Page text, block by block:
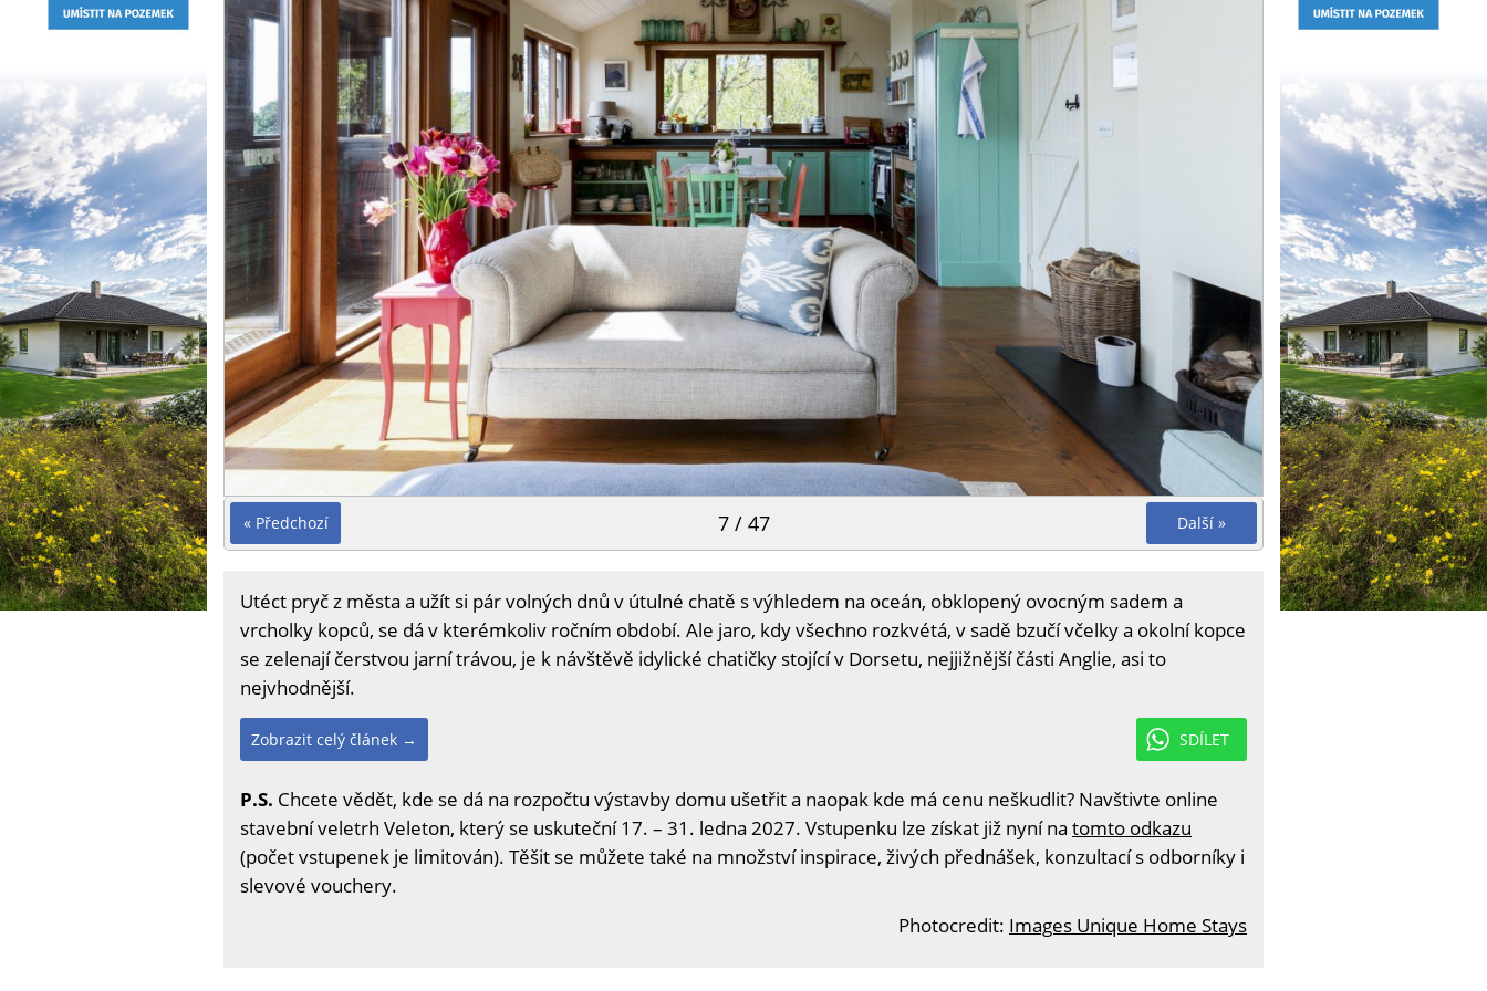
« Předchozí Další »
7 / 47
Utéct pryč z města a užít si pár volných dnů v útulné chatě s výhledem na oceán, obklopený ovocným sadem a
vrcholky kopců, se dá v kterémkoliv ročním období. Ale jaro, kdy všechno rozkvétá, v sadě bzučí včelky a okolní kopce
se zelenají čerstvou jarní trávou, je k návštěvě idylické chatičky stojící v Dorsetu, nejjižnější části Anglie, asi to
nejvhodnější.
SDÍLET
Zobrazit celý článek →
P.S. Chcete vědět, kde se dá na rozpočtu výstavby domu ušetřit a naopak kde má cenu neškudlit? Navštivte online
stavební veletrh Veleton, který se uskuteční 17. – 31. ledna 2027. Vstupenku lze získat již nyní na tomto odkazu
(počet vstupenek je limitován). Těšit se můžete také na množství inspirace, živých přednášek, konzultací s odborníky i
slevové vouchery.
Photocredit: Images Unique Home Stays